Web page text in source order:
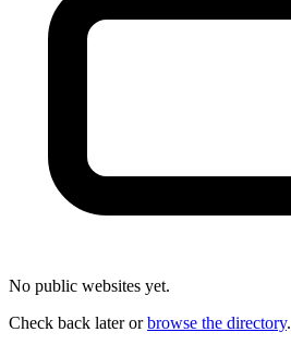
No public websites yet.
Check back later orbrowse the directory.